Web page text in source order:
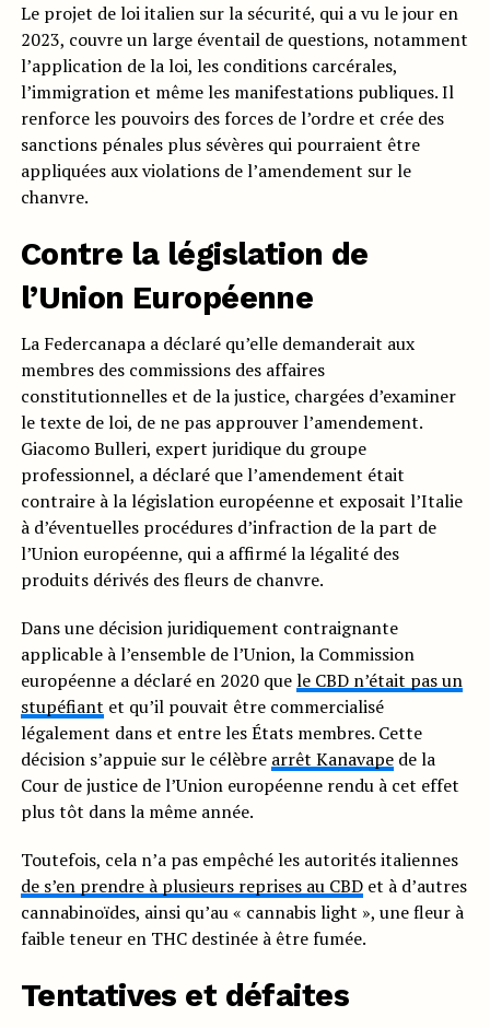
Le projet de loi italien sur la sécurité, qui a vu le jour en
2023, couvre un large éventail de questions, notamment
l’application de la loi, les conditions carcérales,
l’immigration et même les manifestations publiques. Il
renforce les pouvoirs des forces de l’ordre et crée des
sanctions pénales plus sévères qui pourraient être
appliquées aux violations de l’amendement sur le
chanvre.
Contre la législation de
l’Union Européenne
La Federcanapa a déclaré qu’elle demanderait aux
membres des commissions des affaires
constitutionnelles et de la justice, chargées d’examiner
le texte de loi, de ne pas approuver l’amendement.
Giacomo Bulleri, expert juridique du groupe
professionnel, a déclaré que l’amendement était
contraire à la législation européenne et exposait l’Italie
à d’éventuelles procédures d’infraction de la part de
l’Union européenne, qui a affirmé la légalité des
produits dérivés des fleurs de chanvre.
Dans une décision juridiquement contraignante
applicable à l’ensemble de l’Union, la Commission
européenne a déclaré en 2020 quele CBD n’était pas un
stupéfiant et qu’il pouvait être commercialisé
légalement dans et entre les États membres. Cette
décision s’appuie sur le célèbre arrêt Kanavapede la
Cour de justice de l’Union européenne rendu à cet effet
plus tôt dans la même année.
Toutefois, cela n’a pas empêché les autorités italiennes
de s’en prendre à plusieurs reprises au CBDet à d’autres
cannabinoïdes, ainsi qu’au « cannabis light », une fleur à
faible teneur en THC destinée à être fumée.
Tentatives et défaites